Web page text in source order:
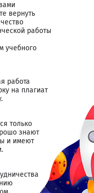
вернуть
работы
учебного
работа
на плагиат
только
знают
и имеют